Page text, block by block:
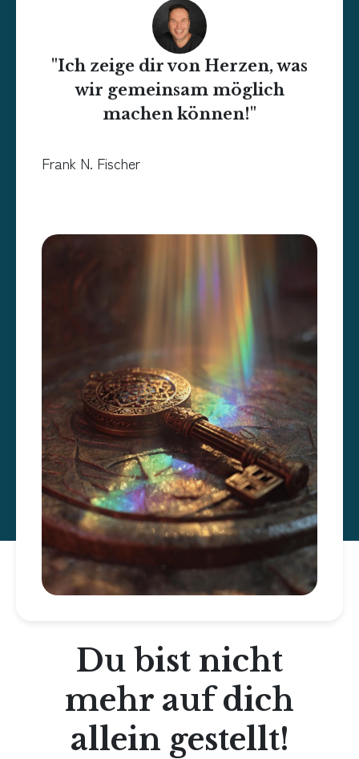
"Ich zeige dir von Herzen, was
wir gemeinsam möglich
machen können!"
Frank N. Fischer
Du bist nicht
mehr auf dich
allein gestellt!